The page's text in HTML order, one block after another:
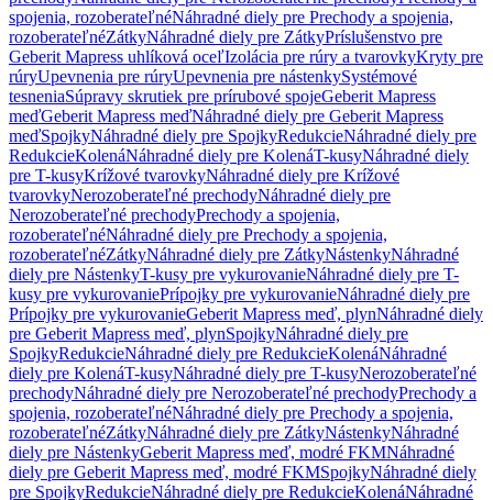
spojenia, rozoberateľnéNáhradné diely pre Prechody a spojenia,
rozoberateľnéZátkyNáhradné diely pre ZátkyPríslušenstvo pre
Geberit Mapress uhlíková oceľIzolácia pre rúry a tvarovkyKryty pre
rúryUpevnenia pre rúryUpevnenia pre nástenkySystémové
tesneniaSúpravy skrutiek pre prírubové spojeGeberit Mapress
meďGeberit Mapress meďNáhradné diely pre Geberit Mapress
meďSpojkyNáhradné diely pre SpojkyRedukcieNáhradné diely pre
RedukcieKolenáNáhradné diely pre KolenáT-kusyNáhradné diely
pre T-kusyKrížové tvarovkyNáhradné diely pre Krížové
tvarovkyNerozoberateľné prechodyNáhradné diely pre
Nerozoberateľné prechodyPrechody a spojenia,
rozoberateľnéNáhradné diely pre Prechody a spojenia,
rozoberateľnéZátkyNáhradné diely pre ZátkyNástenkyNáhradné
diely pre NástenkyT-kusy pre vykurovanieNáhradné diely pre T-
kusy pre vykurovaniePrípojky pre vykurovanieNáhradné diely pre
Prípojky pre vykurovanieGeberit Mapress meď, plynNáhradné diely
pre Geberit Mapress meď, plynSpojkyNáhradné diely pre
SpojkyRedukcieNáhradné diely pre RedukcieKolenáNáhradné
diely pre KolenáT-kusyNáhradné diely pre T-kusyNerozoberateľné
prechodyNáhradné diely pre Nerozoberateľné prechodyPrechody a
spojenia, rozoberateľnéNáhradné diely pre Prechody a spojenia,
rozoberateľnéZátkyNáhradné diely pre ZátkyNástenkyNáhradné
diely pre NástenkyGeberit Mapress meď, modré FKMNáhradné
diely pre Geberit Mapress meď, modré FKMSpojkyNáhradné diely
pre SpojkyRedukcieNáhradné diely pre RedukcieKolenáNáhradné